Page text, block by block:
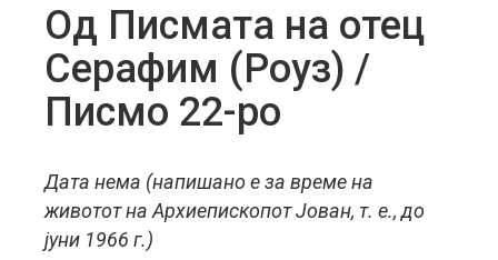
Од Писмата на отец
Серафим (Роуз) /
Писмо 22-ро
Дата нема (напишано е за време на
животот на Архиепископот Јован, т. е., до
јуни 1966 г.)